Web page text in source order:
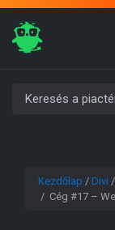
Kezdőlap / Divi /
/ Cég #17 –